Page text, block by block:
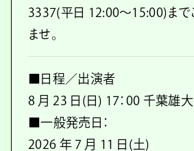
3337(平日 12:00～15:00)まで
ませ。
■日程／出演者
8 月 23 日(日) 17：00 千葉雄
■一般発売日：
2026 年 7 月 11 日(土)